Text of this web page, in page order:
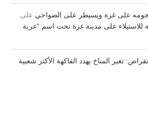
هجومه على غزة ويسيطر على الضواحي على
على مدينة غزة تحت اسم “عربة
تغير المناخ يهدد الفاكهة الأكثر شعبية